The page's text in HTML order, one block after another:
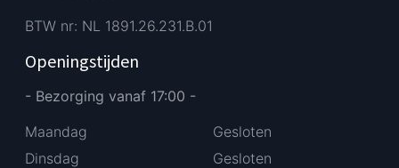
BTW nr: NL 1891.26.231.B.01
Openingstijden
- Bezorging vanaf 17:00 -
Maandag
Dinsdag
Gesloten
Gesloten